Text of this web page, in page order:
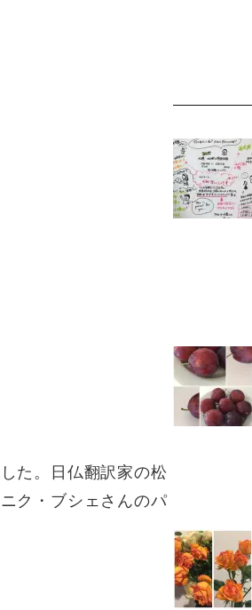
た。日仏翻訳家の松
ク・ブシェさんのパ